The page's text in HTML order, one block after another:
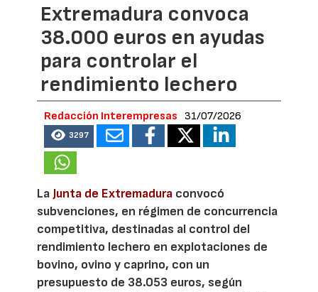
Extremadura convoca
38.000 euros en ayudas
para controlar el
rendimiento lechero
Redacción Interempresas 31/07/2026
3297
LaJunta de Extremadura convocó
subvenciones, en régimen de concurrencia
competitiva, destinadas al control del
rendimiento lechero en explotaciones de
bovino, ovino y caprino, con un
presupuesto de 38.053 euros, según